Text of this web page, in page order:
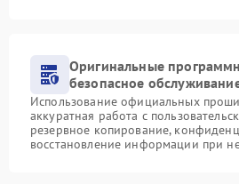
Оригинальные
безопасное
Использование официальных
аккуратная работа с
резервное копирование,
восстановление информации при